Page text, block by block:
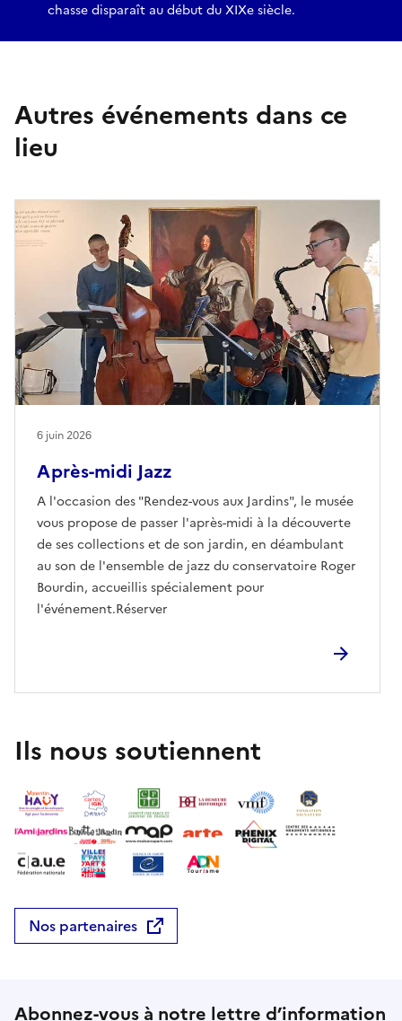
chasse disparaît au début du XIXe siècle.
Autres événements dans ce
lieu
Après-midi Jazz
A l'occasion des "Rendez-vous aux Jardins", le musée
vous propose de passer l'après-midi à la découverte
de ses collections et de son jardin, en déambulant
au son de l'ensemble de jazz du conservatoire Roger
Bourdin, accueillis spécialement pour
l'événement.Réserver
6 juin 2026
Ils nous soutiennent
Nos partenaires
Abonnez-vous à notre lettre d’information